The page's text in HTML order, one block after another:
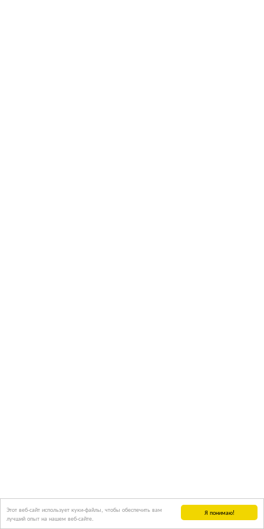
Я понимаю!
Этот веб-сайт использует куки-файлы, чтобы обеспечить вам
лучший опыт на нашем веб-сайте.